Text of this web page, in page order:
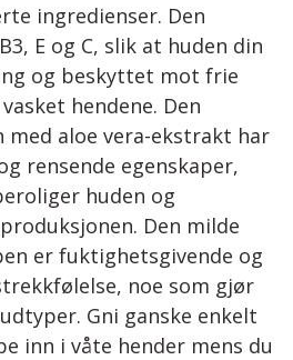
ingredienser. Den
E og C, slik at huden din
og beskyttet mot frie
hendene. Den
med aloe vera-ekstrakt har
rensende egenskaper,
huden og
Den milde
er fuktighetsgivende og
noe som gjør
Gni ganske enkelt
inn i våte hender mens du